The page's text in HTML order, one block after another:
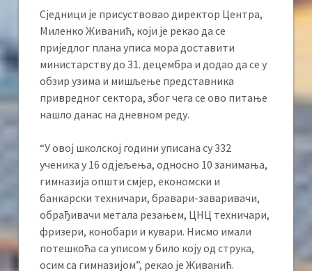
Сједници је присуствовао директор Центра,
Миленко Живанић, који је рекао да се
приједлог плана уписа мора доставити
министарству до 31. децембра и додао да се у
обзир узима и мишљење представника
привредног сектора, због чега се ово питање
нашло данас на дневном реду.
“У овој школској години уписана су 332
ученика у 16 одјељења, односно 10 занимања,
гимназија општи смјер, економски и
банкарски техничари, бравари-заваривачи,
обрађивачи метала резањем, ЦНЦ техничари,
фризери, конобари и кувари. Нисмо имали
потешкоћа са уписом у било коју од струка,
осим са гимназијом”, рекао је Живанић.